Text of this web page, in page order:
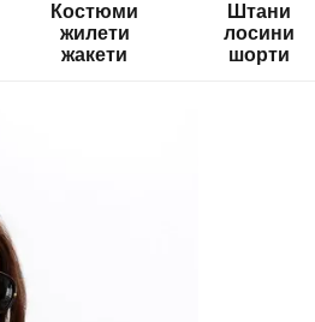
Костюми
жилети
жакети
Штани
лосини
шорти